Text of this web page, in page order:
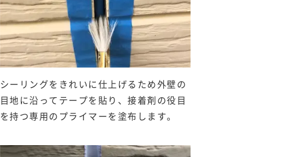
シーリングをきれいに仕上げるため外壁の
目地に沿ってテープを貼り、接着剤の役目
を持つ専用のプライマーを塗布します。